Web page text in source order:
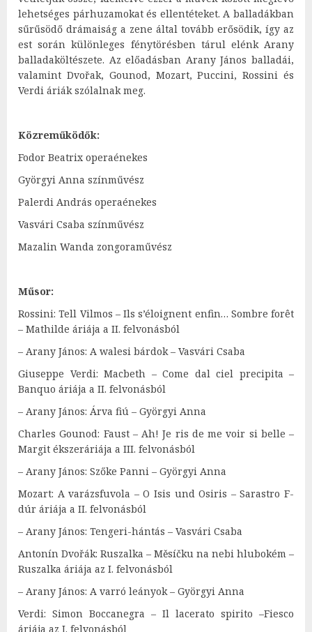
lehetséges párhuzamokat és ellentéteket. A balladákban
sűrűsödő drámaiság a zene által tovább erősödik, így az
est során különleges fénytörésben tárul elénk Arany
balladaköltészete. Az előadásban Arany János balladái,
valamint Dvořak, Gounod, Mozart, Puccini, Rossini és
Verdi áriák szólalnak meg.
Közreműködők:
Fodor Beatrix operaénekes
Györgyi Anna színművész
Palerdi András operaénekes
Vasvári Csaba színművész
Mazalin Wanda zongoraművész
Műsor:
Rossini: Tell Vilmos – Ils s’éloignent enfin… Sombre forêt
– Mathilde áriája a II. felvonásból
– Arany János: A walesi bárdok – Vasvári Csaba
Giuseppe Verdi: Macbeth – Come dal ciel precipita –
Banquo áriája a II. felvonásból
– Arany János: Árva fiú – Györgyi Anna
Charles Gounod: Faust – Ah! Je ris de me voir si belle –
Margit ékszeráriája a III. felvonásból
– Arany János: Szőke Panni – Györgyi Anna
Mozart: A varázsfuvola – O Isis und Osiris – Sarastro F-
dúr áriája a II. felvonásból
– Arany János: Tengeri-hántás – Vasvári Csaba
Antonín Dvořák: Ruszalka – Měsíčku na nebi hlubokém –
Ruszalka áriája az I. felvonásból
– Arany János: A varró leányok – Györgyi Anna
Verdi: Simon Boccanegra – Il lacerato spirito –Fiesco
áriája az I. felvonásból